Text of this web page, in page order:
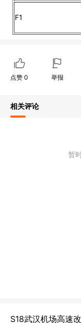
F1
点赞 0 举报
相关评论
暂
S18武汉机场高速